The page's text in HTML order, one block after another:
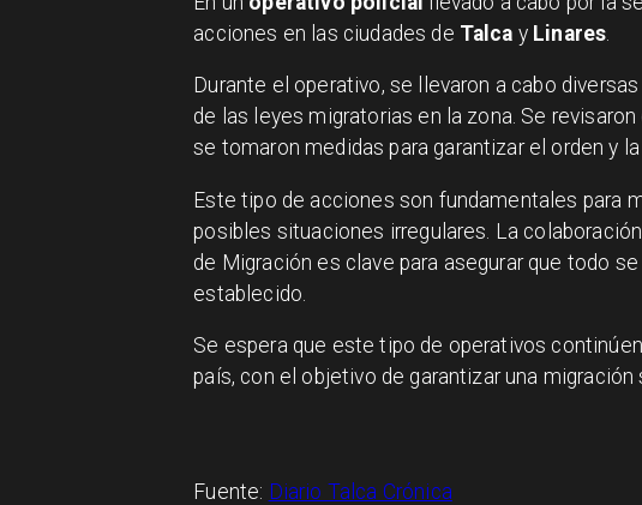
acciones en las ciudades de Talca y Linares
Durante el operativo, se llevaron a cabo
de las leyes migratorias en la zona. Se
se tomaron medidas para garantizar el orden y
Este tipo de acciones son fundamentales para
posibles situaciones irregulares. La
de Migración es clave para asegurar que todo
establecido.
Se espera que este tipo de operativos
país, con el objetivo de garantizar una migración
Fuente: Diario Talca Crónica